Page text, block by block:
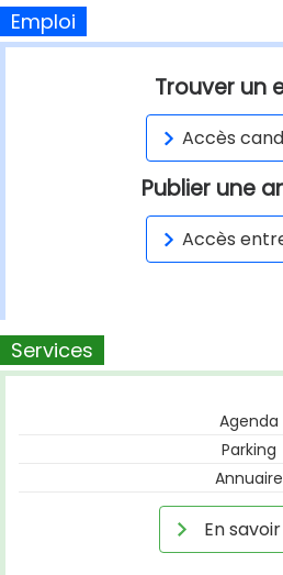
Emploi
Trouver un
Accès
Publier une
Accès
Services
Agenda
Parking
Annuaire
En